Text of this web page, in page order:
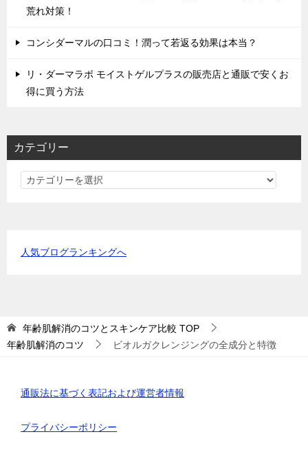
荒れ対策！
コンシダーマルの口コミ！潤って若返る効果は本当？
リ・ダーマラボ モイストゲルプラスの販売店と通販で安くお
得に買う方法
カテゴリー
カ
ー
人気ブログランキングへ
年齢肌解消のコツとスキンケア比較 TOP
年齢肌解消のコツ
ビオルガクレンジングの全成分と特徴
通販法に基づく表記および運営者情報
プライバシーポリシー